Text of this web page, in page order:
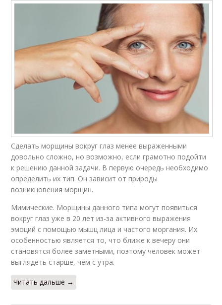
Сделать морщины вокруг глаз менее выраженными
довольно сложно, но возможно, если грамотно подойти
к решению данной задачи. В первую очередь необходимо
определить их тип. Он зависит от природы
возникновения морщин.
Мимические. Морщины данного типа могут появиться
вокруг глаз уже в 20 лет из-за активного выражения
эмоций с помощью мышц лица и частого моргания. Их
особенностью является то, что ближе к вечеру они
становятся более заметными, поэтому человек может
выглядеть старше, чем с утра.
Читать дальше →